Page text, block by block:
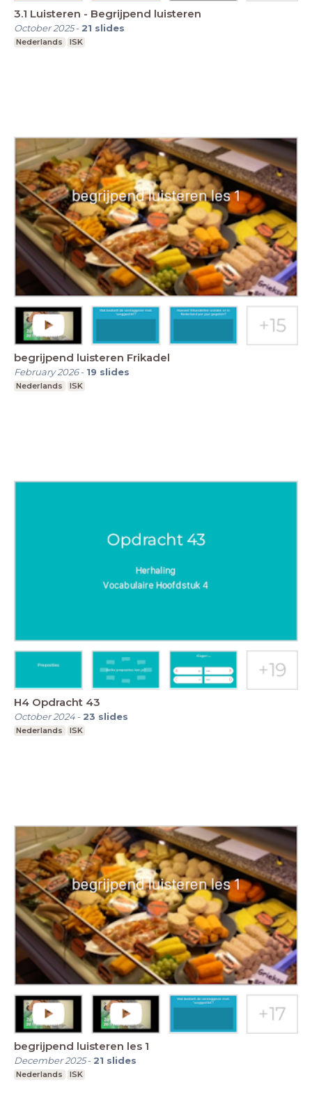
3.1 Luisteren - Begrijpend luisteren
October 2025- 21 slides
Nederlands ISK
begrijpend luisteren Frikadel
February 2026- 19 slides
Nederlands ISK
H4 Opdracht 43
October 2024- 23 slides
Nederlands ISK
begrijpend luisteren les 1
December 2025- 21 slides
Nederlands ISK